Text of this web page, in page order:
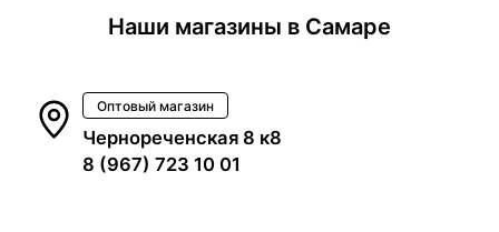
Наши магазины в Самаре
Оптовый магазин
Чернореченская 8 к8
8 (967) 723 10 01